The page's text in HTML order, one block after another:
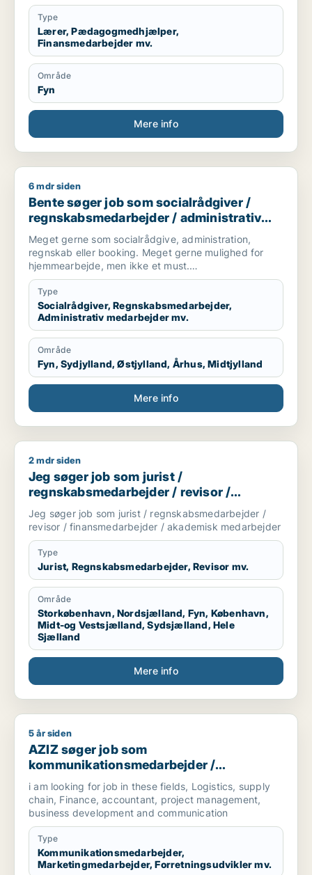
Type
Lærer, Pædagogmedhjælper,
Finansmedarbejder mv.
Område
Fyn
Mere info
Bente søger job som socialrådgiver /
6 mdr siden
Bente søger job som socialrådgiver /
regnskabsmedarbejder / administrativ
medarbejder / kontorassistent
Meget gerne som socialrådgive, administration,
regnskab eller booking. Meget gerne mulighed for
hjemmearbejde, men ikke et must.
Sekretær for studerende
Type
Socialrådgiver, Regnskabsmedarbejder,
Administrativ medarbejder mv.
Område
Fyn, Sydjylland, Østjylland, Århus, Midtjylland
Mere info
Jeg søger job som jurist / regnskabsmedarbejder / revisor
2 mdr siden
Jeg søger job som jurist /
regnskabsmedarbejder / revisor /
finansmedarbejder / akademisk
medarbejder
Jeg søger job som jurist / regnskabsmedarbejder /
revisor / finansmedarbejder / akademisk medarbejder
Type
Jurist, Regnskabsmedarbejder, Revisor mv.
Område
Storkøbenhavn, Nordsjælland, Fyn, København,
Midt-og Vestsjælland, Sydsjælland, Hele
Sjælland
Mere info
AZIZ søger job som kommunikationsmedarbejder /
5 år siden
AZIZ søger job som
kommunikationsmedarbejder /
marketingmedarbejder /
forretningsudvikler /
regnskabsmedarbejder / revisor
i am looking for job in these fields, Logistics, supply
chain, Finance, accountant, project management,
business development and communication
Type
Kommunikationsmedarbejder,
Marketingmedarbejder, Forretningsudvikler mv.